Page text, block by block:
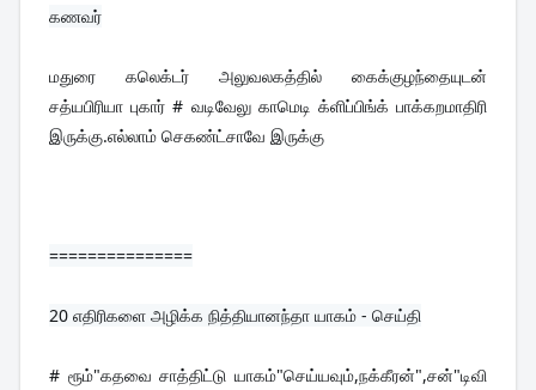
கணவர்
மதுரை கலெக்டர் அலுவலகத்தில் கைக்குழந்தையுடன்
சத்யபிரியா புகார் # வடிவேலு காமெடி க்ளிப்பிங்க் பாக்கறமாதிரி
இருக்கு.எல்லாம் செகண்ட்சாவே இருக்கு
===============
20 எதிரிகளை அழிக்க நித்தியானந்தா யாகம் - செய்தி
# ரூம்"கதவை சாத்திட்டு யாகம்"செய்யவும்,நக்கீரன்",சன்"டிவி